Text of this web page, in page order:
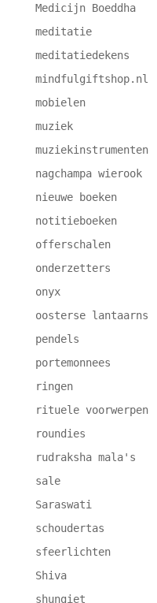
Medicijn Boeddha
meditatie
meditatiedekens
mindfulgiftshop.nl
mobielen
muziek
muziekinstrumenten
nagchampa wierook
nieuwe boeken
notitieboeken
offerschalen
onderzetters
onyx
oosterse lantaarns
pendels
portemonnees
ringen
rituele voorwerpen
roundies
rudraksha mala's
sale
Saraswati
schoudertas
sfeerlichten
Shiva
shungiet